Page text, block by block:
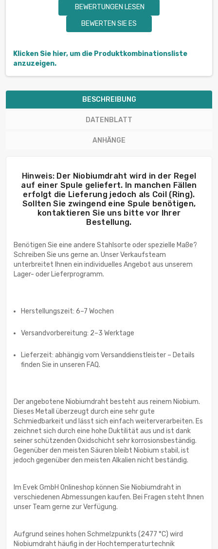
BEWERTUNGEN LESEN
BEWERTEN SIE ES
Klicken Sie hier, um die Produktkombinationsliste
anzuzeigen.
BESCHREIBUNG
DATENBLATT
ANHÄNGE
Hinweis: Der Niobiumdraht wird in der Regel
auf einer Spule geliefert. In manchen Fällen
erfolgt die Lieferung jedoch als Coil (Ring).
Sollten Sie zwingend eine Spule benötigen,
kontaktieren Sie uns bitte vor Ihrer
Bestellung.
Benötigen Sie eine andere Stahlsorte oder spezielle Maße?
Schreiben Sie uns gerne an. Unser Verkaufsteam
unterbreitet Ihnen ein individuelles Angebot aus unserem
Lager- oder Lieferprogramm.
Herstellungszeit: 6–7 Wochen
Versandvorbereitung: 2–3 Werktage
Lieferzeit: abhängig vom Versanddienstleister – Details
finden Sie in unseren FAQ.
Der angebotene Niobiumdraht besteht aus reinem Niobium.
Dieses Metall überzeugt durch eine sehr gute
Schmiedbarkeit und lässt sich einfach weiterverarbeiten. Es
zeichnet sich durch eine hohe Duktilität aus und ist dank
seiner schützenden Oxidschicht sehr korrosionsbeständig.
Gegenüber den meisten Säuren bleibt Niobium stabil, ist
jedoch gegenüber den meisten Alkalien nicht beständig.
Im Evek GmbH Onlineshop können Sie Niobiumdraht in
verschiedenen Abmessungen kaufen. Bei Fragen steht Ihnen
unser Team gerne zur Verfügung.
Aufgrund seines hohen Schmelzpunkts (2477 °C) wird
Niobiumdraht häufig in der Hochtemperaturtechnik